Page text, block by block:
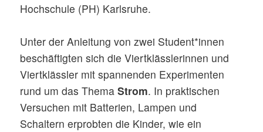
Hochschule (PH) Karlsruhe.
Unter der Anleitung von zwei Student*innen
beschäftigten sich die Viertklässlerinnen und
Viertklässler mit spannenden Experimenten
rund um das ThemaStrom. In praktischen
Versuchen mit Batterien, Lampen und
Schaltern erprobten die Kinder, wie ein